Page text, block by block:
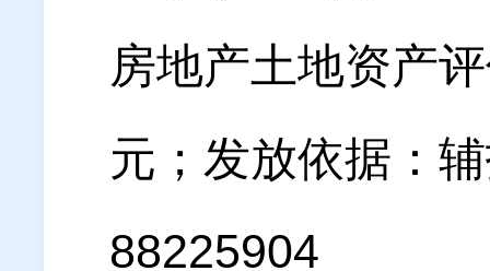
房地产土地资产
元；发放依据：
88225904